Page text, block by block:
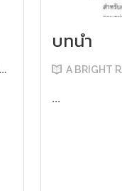
บทนำ
A BRIGHT
...